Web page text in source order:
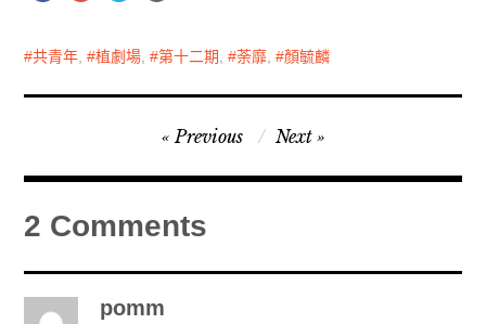
共青年, 植劇場, 第十二期, 荼靡, 顏毓麟
章
覽
Previous Next
2 Comments
pomm